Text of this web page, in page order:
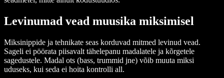
Levinumad vead muusika miksimisel
Miksinippide ja tehnikate seas korduvad mitmed levinud vead.
Sageli ei pöörata piisavalt tähelepanu madalatele ja kõrgetele
sagedustele. Madal ots (bass, trummid jne) võib muuta miksi
uduseks, kui seda ei hoita kontrolli all.